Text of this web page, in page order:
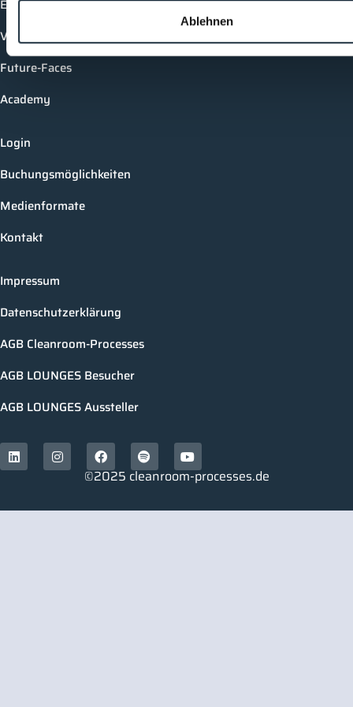
Ablehnen
Events
Vorträge
Future-Faces
Academy
Login
Buchungsmöglichkeiten
Medienformate
Kontakt
Impressum
Datenschutzerklärung
AGB Cleanroom-Processes
AGB LOUNGES Besucher
AGB LOUNGES Aussteller
©2025 cleanroom-processes.de